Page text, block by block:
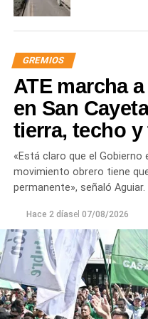
GREMIOS
ATE marcha
en San
tierra, techo
«Está claro que el Gobierno
movimiento obrero tiene
permanente», señaló Aguiar.
Hace 2 díasel 07/08/2026